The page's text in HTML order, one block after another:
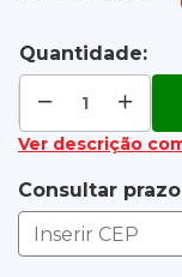
Quantidade:
Ver descrição
Consultar